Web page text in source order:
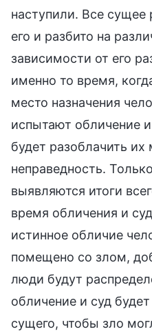
наступили. Все сущее
его и разбито на
зависимости от его
именно то время,
место назначения
испытают обличение
будет разоблачить их
неправедность.
выявляются итоги
время обличения и
истинное обличие
помещено со злом,
люди будут
обличение и суд
сущего, чтобы зло